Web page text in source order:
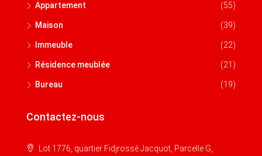
Appartement (55)
Maison (39)
Immeuble (22)
Résidence meublée (21)
Bureau (19)
Contactez-nous
Lot 1776, quartier Fidjrossè Jacquot, Parcelle G,